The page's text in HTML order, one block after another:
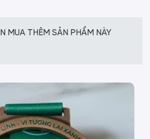
MUA THÊM SẢN PHẨM NÀY